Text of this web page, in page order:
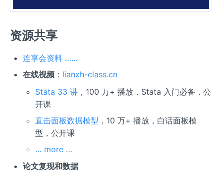
资源共享
连享会资料 ……
在线视频： lianxh-class.cn
Stata 33 讲 ，100 万+ 播放，Stata 入门必备，公
开课
直击面板数据模型 ，10 万+ 播放，白话面板模
型，公开课
… more …
论文复现和数据